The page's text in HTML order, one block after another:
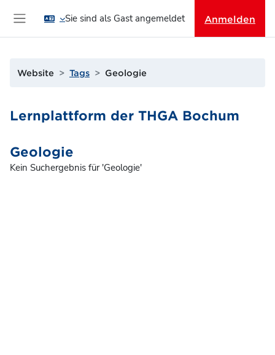
Sie sind als Gast angemeldet Anmelden
Website Tags Geologie
Lernplattform der THGA Bochum
Geologie
Kein Suchergebnis für 'Geologie'